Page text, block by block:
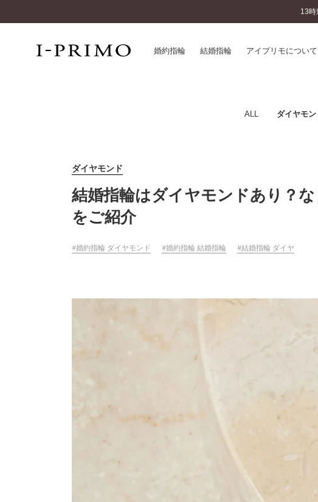
13時
婚約指輪 結婚指輪 アイプリモについて
アニバーサリージュエリー一覧
コレクション
パーフェクトプロポーズリング
婚約ネックレス
オリジンビリーフ
プレミオン
アイプリモについ
近くに店舗がある
アフターサービス
プロポーズサポー
ALL ダイヤモン
ダイヤモンド
結婚指輪はダイヤモンドあり？
をご紹介
婚約指輪 ダイヤモンド 婚約指輪 結婚指輪 結婚指輪 ダイヤ